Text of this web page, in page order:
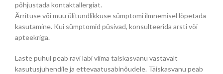
põhjustada kontaktallergiat.
Ärrituse või muu ülitundlikkuse sümptomi ilmnemisel lõpetada
kasutamine. Kui sümptomid püsivad, konsulteerida arsti või
apteekriga.
Laste puhul peab ravi läbi viima täiskasvanu vastavalt
kasutusjuhendile ja ettevaatusabinõudele. Täiskasvanu peab